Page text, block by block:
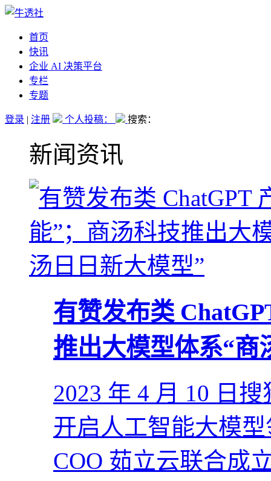
首页
快讯
企业 AI 决策平台
专栏
专题
登录 | 注册 个人投稿： 搜索：
新闻资讯
有赞发布类
推出大模型体系“商
2023 年 4 月 10 日
开启人工智能大模
COO 茹立云联合成